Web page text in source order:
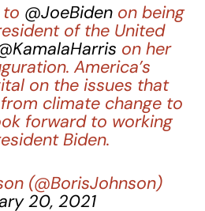
to @JoeBidenon being
of the United
on her
America’s
on the issues that
climate change to
forward to working
Biden.
(@BorisJohnson)
20, 2021